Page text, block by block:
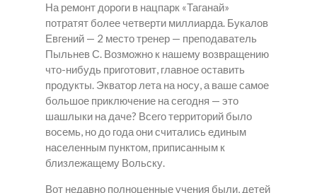
На ремонт дороги в нацпарк «Таганай»
потратят более четверти миллиарда. Букалов
Евгений — 2 место тренер — преподаватель
Пыльнев С. Возможно к нашему возвращению
что-нибудь приготовит, главное оставить
продукты. Экватор лета на носу, а ваше самое
большое приключение на сегодня — это
шашлыки на даче? Всего территорий было
восемь, но до года они считались единым
населенным пунктом, приписанным к
близлежащему Вольску.
Вот недавно полноценные учения были, детей